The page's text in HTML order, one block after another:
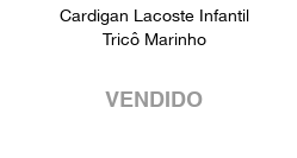
Cardigan Lacoste Infantil
Tricô Marinho
VENDIDO